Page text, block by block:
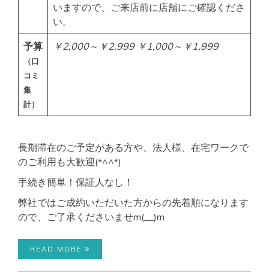
いますので、ご来店前に店舗にご確認くださ
い。
予算
（口
コミ
集
計）
￥2,000～￥2,999 ￥1,000～￥1,999
長期滞在のご予定がある方や、法人様、在宅ワークで
のご利用も大歓迎(*^^*)
手続き簡単！保証人なし！
弊社ではご成約いただいた方からの先着順になります
ので、ご了承くださいませm(__)m
READ MORE